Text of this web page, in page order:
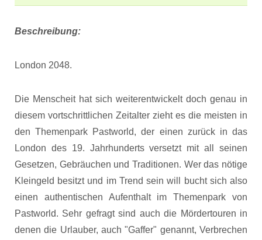
Beschreibung:
London 2048.
Die Menscheit hat sich weiterentwickelt doch genau in
diesem vortschrittlichen Zeitalter zieht es die meisten in
den Themenpark Pastworld, der einen zurück in das
London des 19. Jahrhunderts versetzt mit all seinen
Gesetzen, Gebräuchen und Traditionen. Wer das nötige
Kleingeld besitzt und im Trend sein will bucht sich also
einen authentischen Aufenthalt im Themenpark von
Pastworld. Sehr gefragt sind auch die Mördertouren in
denen die Urlauber, auch "Gaffer" genannt, Verbrechen